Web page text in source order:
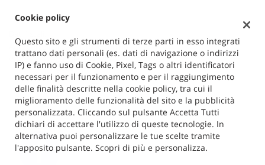
Autoborzoli Di Cavallaro Antonino
Via Borzoli, 68/a, Genova (GE)
C.F/P.IVA:01153970106
Registro delle imprese:GE
Cookie policy
Questo sito e gli strumenti di terze parti in esso integrati
trattano dati personali (es. dati di navigazione o indirizzi
IP) e fanno uso di Cookie, Pixel, Tags o altri identificatori
necessari per il funzionamento e per il raggiungimento
delle finalità descritte nella cookie policy, tra cui il
miglioramento delle funzionalità del sito e la pubblicità
personalizzata. Cliccando sul pulsante Accetta Tutti
dichiari di accettare l'utilizzo di queste tecnologie. In
alternativa puoi personalizzare le tue scelte tramite
l'apposito pulsante. Scopri di più e personalizza.
Puoi
e
modificare
le
tue
scelte
in
qualsiasi
momento.